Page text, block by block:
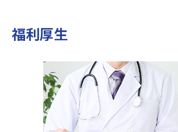
福利厚生